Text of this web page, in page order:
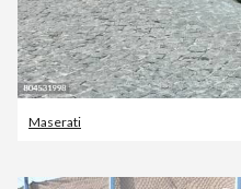
Maserati